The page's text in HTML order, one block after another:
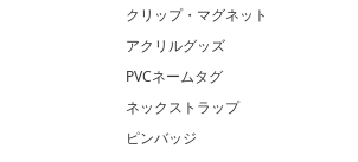
クリップ・マグネット
アクリルグッズ
PVCネームタグ
ネックストラップ
ピンバッジ